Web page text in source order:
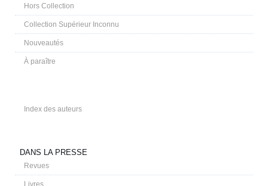
Hors Collection
Collection Supérieur Inconnu
Nouveautés
À paraître
Index des auteurs
DANS LA PRESSE
Revues